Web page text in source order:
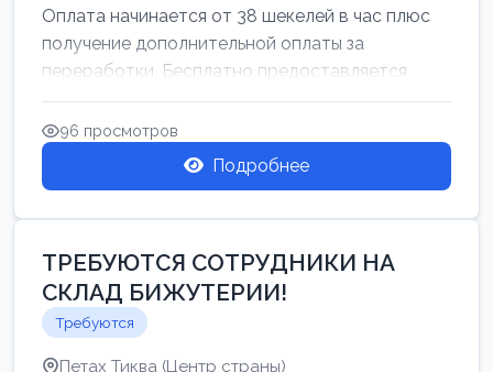
Оплата начинается от 38 шекелей в час плюс
получение дополнительной оплаты за
переработки. Бесплатно предоставляется
проживан...
96 просмотров
Подробнее
ТРЕБУЮТСЯ СОТРУДНИКИ НА
СКЛАД БИЖУТЕРИИ!
Требуются
Петах Тиква (Центр страны)